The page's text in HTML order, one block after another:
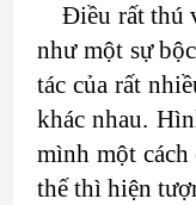
Điều rất thú
như một sự
tác của rất
khác nhau.
mình một
thế thì hiện